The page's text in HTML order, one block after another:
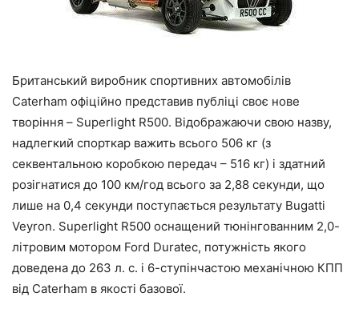
Британський виробник спортивних автомобілів
Caterham офіційно представив публіці своє нове
творіння – Superlight R500. Відображаючи свою назву,
надлегкий спорткар важить всього 506 кг (з
секвентальною коробкою передач – 516 кг) і здатний
розігнатися до 100 км/год всього за 2,88 секунди, що
лише на 0,4 секунди поступається результату Bugatti
Veyron. Superlight R500 оснащений тюнінгованним 2,0-
літровим мотором Ford Duratec, потужність якого
доведена до 263 л. с. і 6-ступінчастою механічною КПП
від Caterham в якості базової.